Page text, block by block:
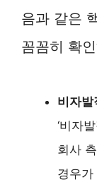
음과 같은
꼼꼼히 확
비자발
‘비자
회사
경우